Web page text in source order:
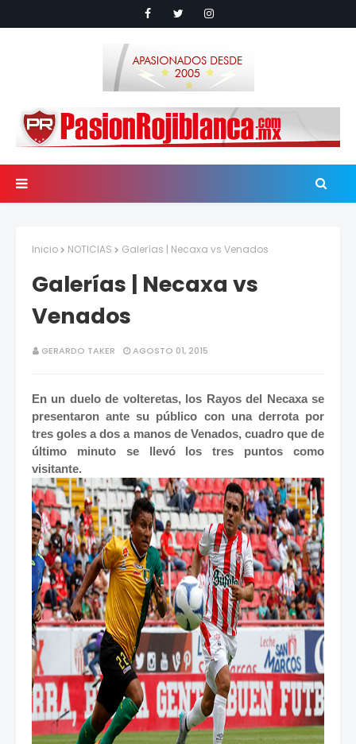
Inicio NOTICIAS Galerías | Necaxa vs Venados
Galerías | Necaxa vs
Venados
GERARDO TAKER AGOSTO 01, 2015
En un duelo de volteretas, los Rayos del Necaxa se
presentaron ante su público con una derrota por
tres goles a dos a manos de Venados, cuadro que de
último minuto se llevó los tres puntos como
visitante.